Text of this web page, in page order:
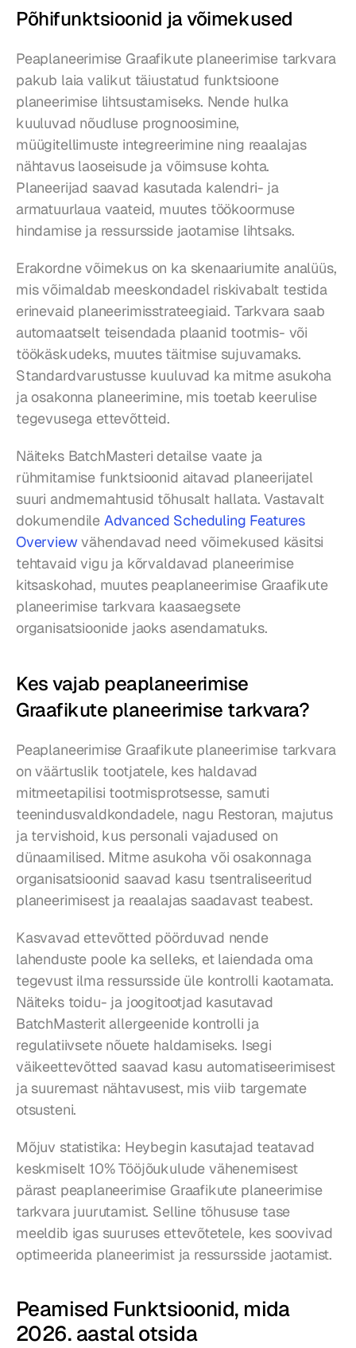
Põhifunktsioonid ja võimekused
Peaplaneerimise Graafikute planeerimise tarkvara
pakub laia valikut täiustatud funktsioone
planeerimise lihtsustamiseks. Nende hulka
kuuluvad nõudluse prognoosimine,
müügitellimuste integreerimine ning reaalajas
nähtavus laoseisude ja võimsuse kohta.
Planeerijad saavad kasutada kalendri- ja
armatuurlaua vaateid, muutes töökoormuse
hindamise ja ressursside jaotamise lihtsaks.
Erakordne võimekus on ka skenaariumite analüüs,
mis võimaldab meeskondadel riskivabalt testida
erinevaid planeerimisstrateegiaid. Tarkvara saab
automaatselt teisendada plaanid tootmis- või
töökäskudeks, muutes täitmise sujuvamaks.
Standardvarustusse kuuluvad ka mitme asukoha
ja osakonna planeerimine, mis toetab keerulise
tegevusega ettevõtteid.
Näiteks BatchMasteri detailse vaate ja
rühmitamise funktsioonid aitavad planeerijatel
suuri andmemahtusid tõhusalt hallata. Vastavalt
dokumendile Advanced Scheduling Features
Overview vähendavad need võimekused käsitsi
tehtavaid vigu ja kõrvaldavad planeerimise
kitsaskohad, muutes peaplaneerimise Graafikute
planeerimise tarkvara kaasaegsete
organisatsioonide jaoks asendamatuks.
Kes vajab peaplaneerimise
Graafikute planeerimise tarkvara?
Peaplaneerimise Graafikute planeerimise tarkvara
on väärtuslik tootjatele, kes haldavad
mitmeetapilisi tootmisprotsesse, samuti
teenindusvaldkondadele, nagu Restoran, majutus
ja tervishoid, kus personali vajadused on
dünaamilised. Mitme asukoha või osakonnaga
organisatsioonid saavad kasu tsentraliseeritud
planeerimisest ja reaalajas saadavast teabest.
Kasvavad ettevõtted pöörduvad nende
lahenduste poole ka selleks, et laiendada oma
tegevust ilma ressursside üle kontrolli kaotamata.
Näiteks toidu- ja joogitootjad kasutavad
BatchMasterit allergeenide kontrolli ja
regulatiivsete nõuete haldamiseks. Isegi
väikeettevõtted saavad kasu automatiseerimisest
ja suuremast nähtavusest, mis viib targemate
otsusteni.
Mõjuv statistika: Heybegin kasutajad teatavad
keskmiselt 10% Tööjõukulude vähenemisest
pärast peaplaneerimise Graafikute planeerimise
tarkvara juurutamist. Selline tõhususe tase
meeldib igas suuruses ettevõtetele, kes soovivad
optimeerida planeerimist ja ressursside jaotamist.
Peamised Funktsioonid, mida
2026. aastal otsida